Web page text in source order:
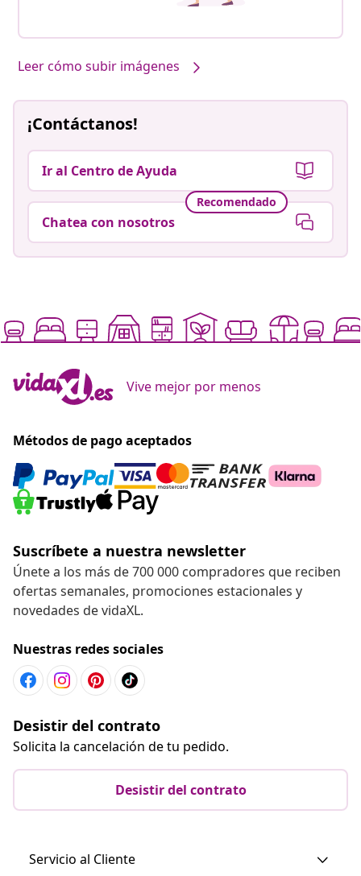
Leer cómo subir imágenes
¡Contáctanos!
Ir al Centro de Ayuda
Recomendado
Chatea con nosotros
Vive mejor por menos
Métodos de pago aceptados
Suscríbete a nuestra newsletter
Únete a los más de 700 000 compradores que reciben
ofertas semanales, promociones estacionales y
novedades de vidaXL.
Nuestras redes sociales
Desistir del contrato
Solicita la cancelación de tu pedido.
Desistir del contrato
Servicio al Cliente